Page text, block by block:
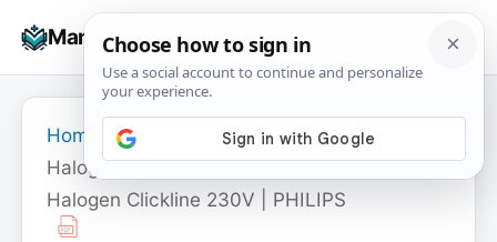
Manuals+
☰
Home
Halogen MV Click 42W G9 230V CL 1CT -
Halogen Clickline 230V | PHILIPS